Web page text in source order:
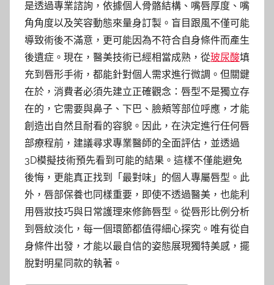
是透過專業諮詢，依據個人骨骼結構、嘴唇厚度、嘴
角角度以及笑容動態來量身訂製。盲目跟風不僅可能
導致術後不滿意，更可能因為不符合自身條件而產生
後遺症。現在，醫美技術已經相當成熟，從玻尿酸填
充到唇形手術，都能針對個人需求進行微調。但關鍵
在於，消費者必須先建立正確觀念：唇型不是獨立存
在的，它需要與鼻子、下巴、臉頰等部位呼應，才能
創造出自然且耐看的容貌。因此，在決定進行任何唇
部療程前，建議尋求專業醫師的全面評估，並透過
3D模擬技術預先看到可能的結果。這樣不僅能避免
後悔，更能真正找到「最對味」的個人專屬唇型。此
外，唇部保養也同樣重要，即使不透過醫美，也能利
用唇妝技巧與日常護理來修飾唇型。從唇形比例分析
到唇紋淡化，每一個環節都值得細心探究。唯有從自
身條件出發，才能以最自信的姿態展現獨特美感，擺
脫對明星同款的執著。